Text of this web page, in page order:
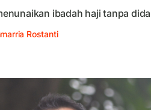
ibadah haji tanpa
Rostanti